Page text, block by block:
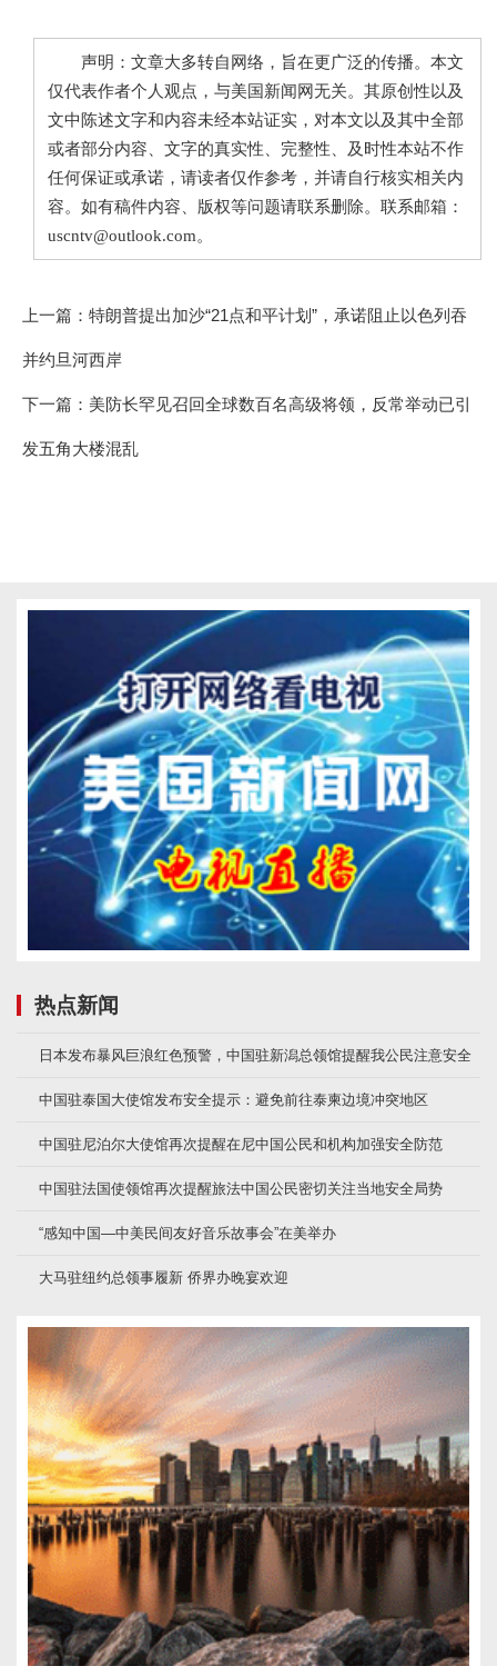
声明：文章大多转自网络，旨在更广泛的传播。本文
仅代表作者个人观点，与美国新闻网无关。其原创性以及
文中陈述文字和内容未经本站证实，对本文以及其中全部
或者部分内容、文字的真实性、完整性、及时性本站不作
任何保证或承诺，请读者仅作参考，并请自行核实相关内
容。如有稿件内容、版权等问题请联系删除。联系邮箱：
uscntv@outlook.com。
上一篇： 特朗普提出加沙“21点和平计划”，承诺阻止以色列吞
并约旦河西岸
下一篇： 美防长罕见召回全球数百名高级将领，反常举动已引
发五角大楼混乱
热点新闻
日本发布暴风巨浪红色预警，中国驻新潟总领馆提醒我公民注意安全
中国驻泰国大使馆发布安全提示：避免前往泰柬边境冲突地区
中国驻尼泊尔大使馆再次提醒在尼中国公民和机构加强安全防范
中国驻法国使领馆再次提醒旅法中国公民密切关注当地安全局势
“感知中国—中美民间友好音乐故事会”在美举办
大马驻纽约总领事履新 侨界办晚宴欢迎